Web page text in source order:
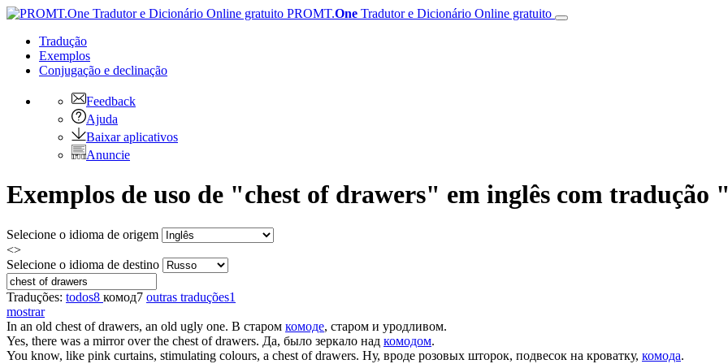
PROMT.One Tradutor e Dicionário Online gratuito
Tradução
Exemplos
Conjugação e declinação
Feedback
Ajuda
Baixar aplicativos
Anuncie
Exemplos de uso de "chest of drawers" em inglês com tradução
Selecione o idioma de origem
<>
Selecione o idioma de destino
Traduções: todos8 комод7 outras traduções1
mostrar
In an old chest of drawers, an old ugly one. В старом комоде, старом и уродливом.
Yes, there was a mirror over the chest of drawers. Да, было зеркало над комодом.
You know, like pink curtains, stimulating colours, a chest of drawers. Ну, вроде розовых шторок, подвесок на кроватку, комода.